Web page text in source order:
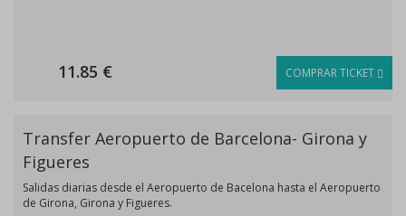
11.85 € COMPRAR TICKET
Transfer Aeropuerto de Barcelona- Girona y
Figueres
Salidas diarias desde el Aeropuerto de Bacelona hasta el Aeropuerto
de Girona, Girona y Figueres.